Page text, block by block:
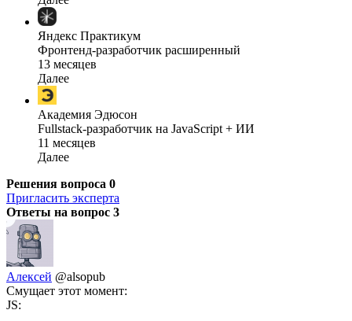
Яндекс Практикум
Фронтенд-разработчик расширенный
13 месяцев
Далее
Академия Эдюсон
Fullstack-разработчик на JavaScript + ИИ
11 месяцев
Далее
Решения вопроса 0
Пригласить эксперта
Ответы на вопрос 3
Алексей @alsopub
Смущает этот момент:
JS: